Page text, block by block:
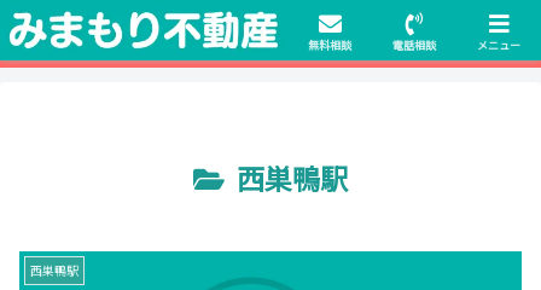
初期費用無料物件や保証人不要の物件も豊富にご用意！相談料無料でも申
請・手続きサポート付き！
西巣鴨駅
西巣鴨駅
無料相談 電話相談 メニュー